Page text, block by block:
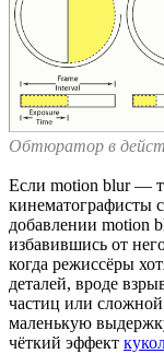
Обтюратор в
Если motion blur —
кинематографисты
добавлении motion
избавившись от
когда режиссёры
деталей, вроде
частиц или
маленькую
чёткий эффект